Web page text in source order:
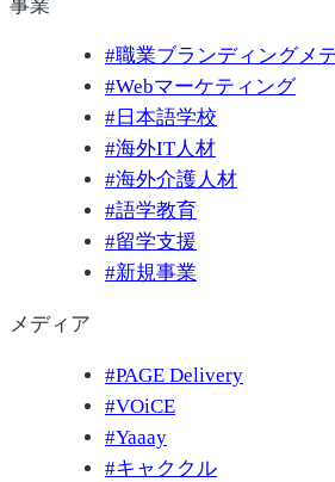
事業
#職業ブランディングメ
#Webマーケティング
# 日本語学校
#海外IT人材
#海外介護人材
#語学教育
#留学支援
#新規事業
メディア
#PAGE Delivery
#VOiCE
#Yaaay
#キャククル